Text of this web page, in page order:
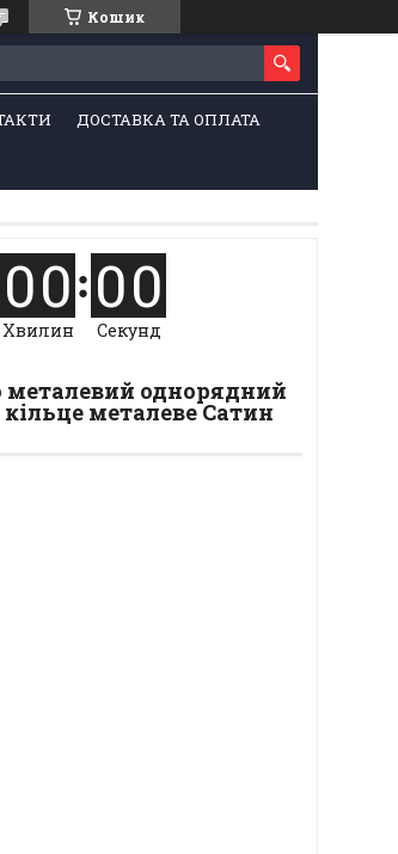
Кошик
ДОСТАВКА ТА ОПЛАТА
00
Хвилин
00
Секунд
однорядний
металеве Сатин